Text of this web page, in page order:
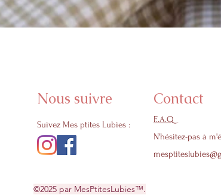
Nous suivre
Suivez Mes ptites Lubies :
Contact
F..A.Q
N'hésitez-pas à
©2025 par MesPtitesLubies™.